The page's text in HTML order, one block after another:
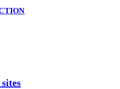
sites